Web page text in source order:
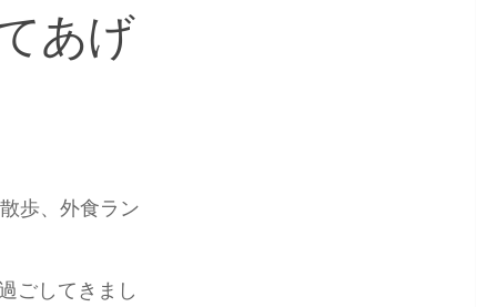
あげ
歩、外食ラン
ごしてきまし